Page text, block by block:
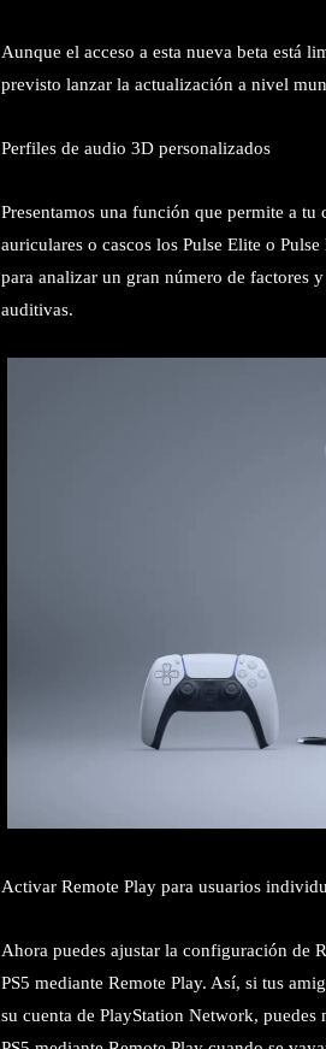
Aunque el acceso a esta nueva beta está
previsto lanzar la actualización a nivel
Perfiles de audio 3D personalizados
Presentamos una función que permite a
auriculares o cascos los Pulse Elite o
para analizar un gran número de factores
auditivas.
Activar Remote Play para usuarios
Ahora puedes ajustar la configuración de
PS5 mediante Remote Play. Así, si tus
su cuenta de PlayStation Network,